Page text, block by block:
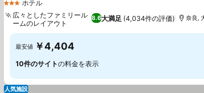
3 ホテルのランク
ホテル
8.6大満足 (4,034件の評価)
広々としたファミリール
ームのレイアウト
奈良,
最安値 ￥4,404
10件のサイトの料金を表示
人気施設